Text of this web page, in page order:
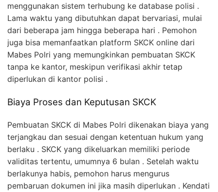
menggunakan sistem terhubung ke database polisi .
Lama waktu yang dibutuhkan dapat bervariasi, mulai
dari beberapa jam hingga beberapa hari . Pemohon
juga bisa memanfaatkan platform SKCK online dari
Mabes Polri yang memungkinkan pembuatan SKCK
tanpa ke kantor, meskipun verifikasi akhir tetap
diperlukan di kantor polisi .
Biaya Proses dan Keputusan SKCK
Pembuatan SKCK di Mabes Polri dikenakan biaya yang
terjangkau dan sesuai dengan ketentuan hukum yang
berlaku . SKCK yang dikeluarkan memiliki periode
validitas tertentu, umumnya 6 bulan . Setelah waktu
berlakunya habis, pemohon harus mengurus
pembaruan dokumen ini jika masih diperlukan . Kendati